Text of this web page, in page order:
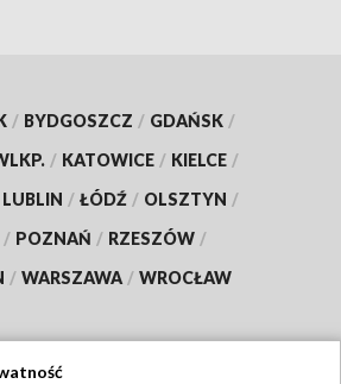
/ BYDGOSZCZ / GDAŃSK /
/ KATOWICE / KIELCE /
LUBLIN / ŁÓDŹ / OLSZTYN /
/ POZNAŃ / RZESZÓW /
/ WARSZAWA / WROCŁAW